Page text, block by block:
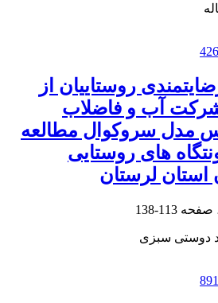
روستاییان از
آب و فاضلاب
مدل سروکوال مطالعه
های روستایی
لرستان
113-138
دوستی سبزی